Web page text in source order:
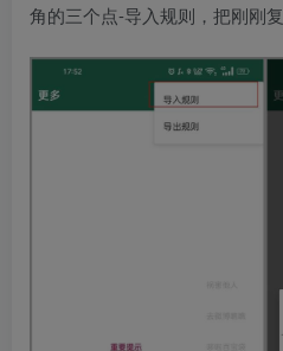
角的三个点-导入规则，把刚刚